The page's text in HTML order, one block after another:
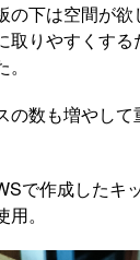
の下は空間が
取りやすくす
の数も増やして
で作成したキ
。